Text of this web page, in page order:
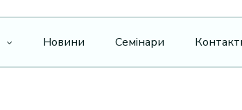
Новини Семінари